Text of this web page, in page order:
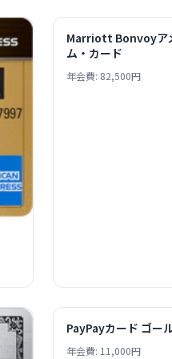
Marriott Bonvoyア
ム・カード
年会費: 82,500円
PayPayカード ゴー
年会費: 11,000円